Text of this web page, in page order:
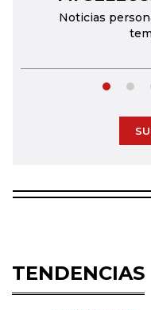
Noticias
TENDENCIAS